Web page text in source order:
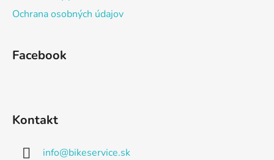
Ochrana osobných údajov
Facebook
Kontakt
info@bikeservice.sk